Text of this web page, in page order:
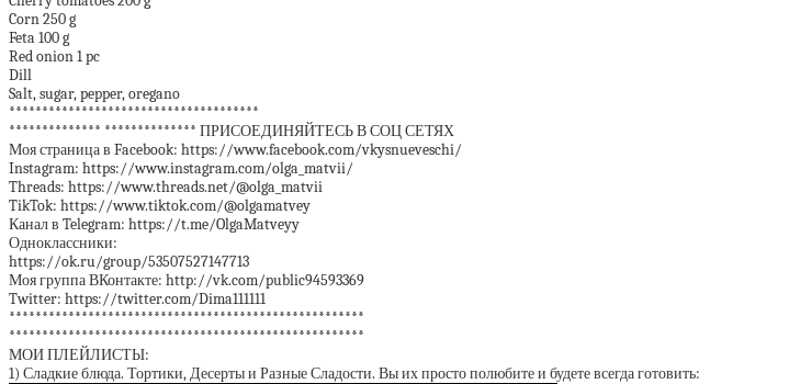
Corn 250 g
Feta 100 g
Red onion 1 pc
Dill
Salt, sugar, pepper, oregano
**************************************
************** ************** ПРИСОЕДИНЯЙТЕСЬ В СОЦ СЕТЯХ
Моя страница в Facebook: https://www.facebook.com/vkysnueveschi/
Instagram: https://www.instagram.com/olga_matvii/
Threads: https://www.threads.net/@olga_matvii
TikTok: https://www.tiktok.com/@olgamatvey
Канал в Telegram: https://t.me/OlgaMatveyy
Одноклассники:
https://ok.ru/group/53507527147713
Моя группа ВКонтакте: http://vk.com/public94593369
Twitter: https://twitter.com/Dima111111
******************************************************
******************************************************
МОИ ПЛЕЙЛИСТЫ:
1) Сладкие блюда. Тортики, Десерты и Разные Сладости. Вы их просто полюбите и будете всегда готовить: